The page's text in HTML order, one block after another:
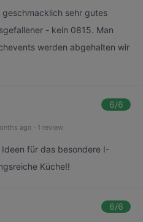
sehr gutes
- kein 0815. Man
werden abgehalten wir
6/6
ago · 1 review
für das besondere I-
Küche!!
6/6